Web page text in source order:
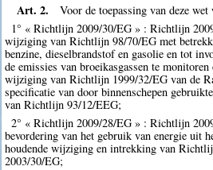
Art. 2.
Voor de toepassing van deze
1° « Richtlijn 2009/30/EG » : Richtlijn
wijziging van Richtlijn 98/70/EG met
benzine, dieselbrandstof en gasolie en tot
de emissies van broeikasgassen te
wijziging van Richtlijn 1999/32/EG van de
specificatie van door binnenschepen
van Richtlijn 93/12/EEG;
2° « Richtlijn 2009/28/EG » : Richtlijn
bevordering van het gebruik van energie uit
houdende wijziging en intrekking van
2003/30/EG;